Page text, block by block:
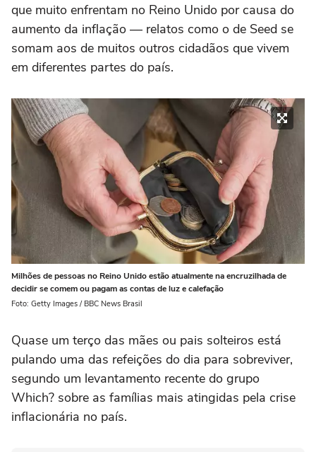
que muito enfrentam no Reino Unido por causa do
aumento da inflação — relatos como o de Seed se
somam aos de muitos outros cidadãos que vivem
em diferentes partes do país.
Milhões de pessoas no Reino Unido estão atualmente na encruzilhada de
decidir se comem ou pagam as contas de luz e calefação
Foto: Getty Images / BBC News Brasil
Quase um terço das mães ou pais solteiros está
pulando uma das refeições do dia para sobreviver,
segundo um levantamento recente do grupo
Which? sobre as famílias mais atingidas pela crise
inflacionária no país.